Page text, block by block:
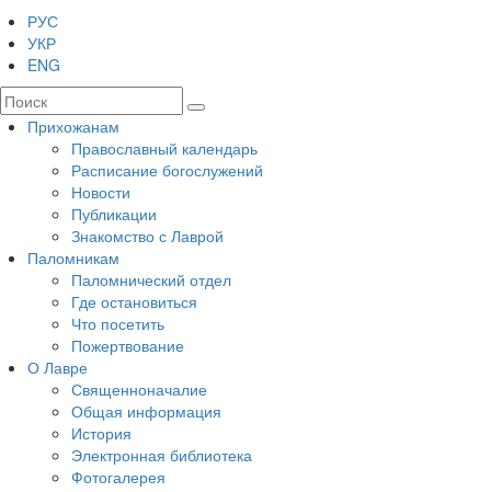
РУС
УКР
ENG
Прихожанам
Православный календарь
Расписание богослужений
Новости
Публикации
Знакомство с Лаврой
Паломникам
Паломнический отдел
Где остановиться
Что посетить
Пожертвование
О Лавре
Священноначалие
Общая информация
История
Электронная библиотека
Фотогалерея